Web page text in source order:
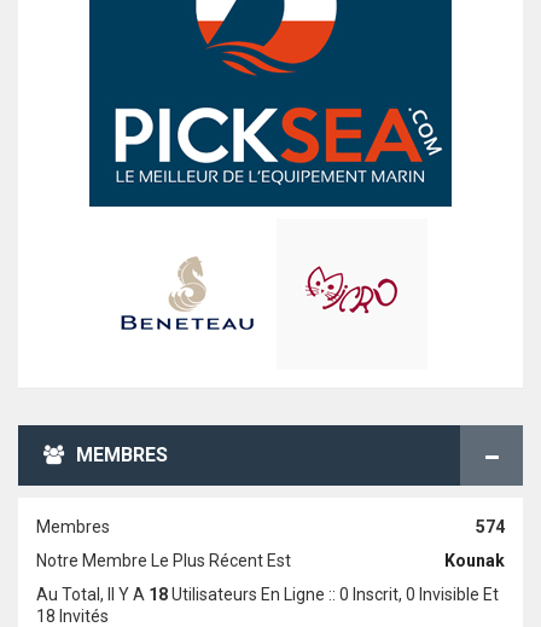
MEMBRES
574
Membres
Notre Membre Le Plus Récent Est
Kounak
Au Total, Il Y A 18Utilisateurs En Ligne :: 0 Inscrit, 0 Invisible Et
18 Invités